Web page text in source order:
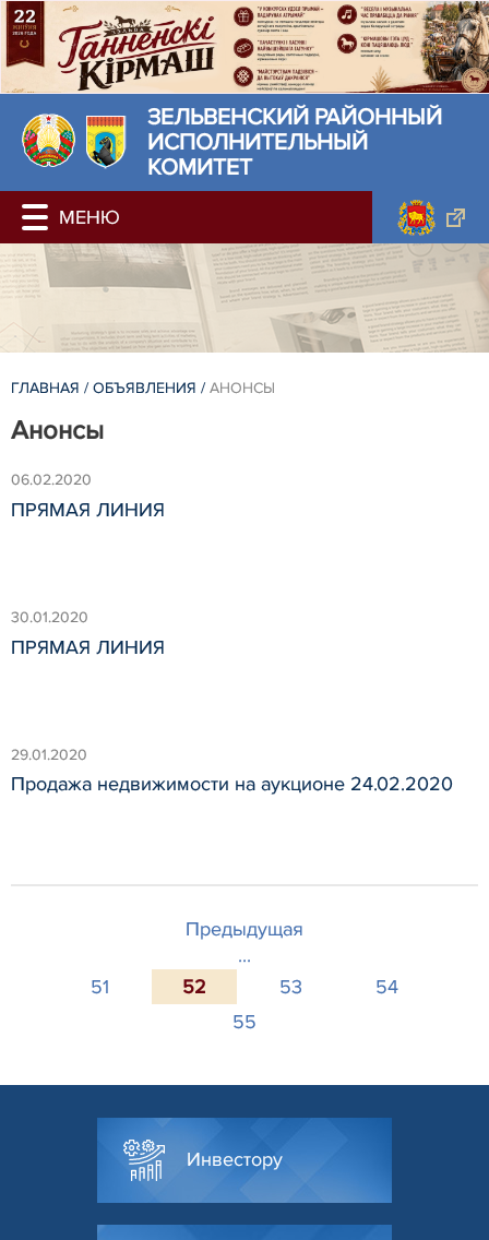
ЗЕЛЬВЕНСКИЙ РАЙОННЫЙ
ИСПОЛНИТЕЛЬНЫЙ
КОМИТЕТ
ГЛАВНАЯ / ОБЪЯВЛЕНИЯ / АНОНСЫ
Анонсы
06.02.2020
ПРЯМАЯ ЛИНИЯ
30.01.2020
ПРЯМАЯ ЛИНИЯ
29.01.2020
Продажа недвижимости на аукционе 24.02.2020
Предыдущая
...
51
52 53
54
55
Инвестору